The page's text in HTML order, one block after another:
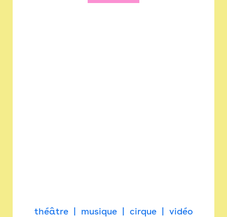
théâtre musique cirque vidéo